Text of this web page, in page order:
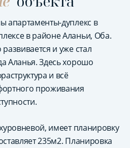
апартаменты-дуплекс в
в районе Аланьи, Оба.
и уже стал
Аланья. Здесь хорошо
и всё
проживания
имеет планировку
235м2. Планировка